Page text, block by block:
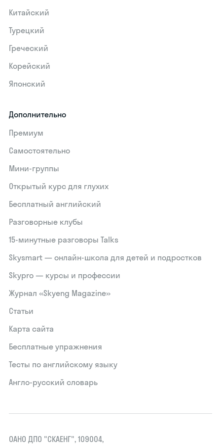
Китайский
Турецкий
Греческий
Корейский
Японский
Дополнительно
Премиум
Самостоятельно
Мини-группы
Открытый курс для глухих
Бесплатный английский
Разговорные клубы
15‑минутные разговоры Talks
Skysmart — онлайн-школа для детей и подростков
Skypro — курсы и профессии
Журнал «Skyeng Magazine»
Статьи
Карта сайта
Бесплатные упражнения
Тесты по английскому языку
Англо-русский словарь
ОАНО ДПО "СКАЕНГ", 109004,